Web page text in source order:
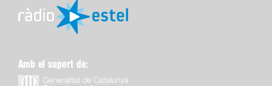
Amb el suport de: